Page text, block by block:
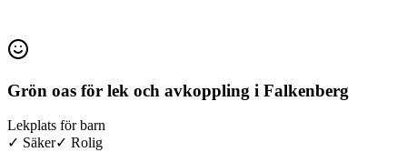
Grön oas för lek och avkoppling i Falkenberg
Lekplats för barn
✓ Säker✓ Rolig